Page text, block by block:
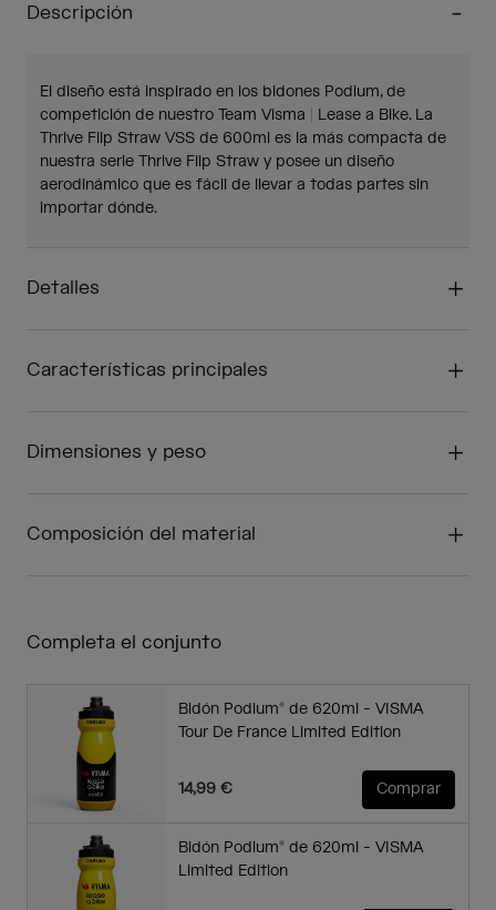
Descripción
El diseño está inspirado en los bidones Podium, de
competición de nuestro Team Visma | Lease a Bike. La
Thrive Flip Straw VSS de 600ml es la más compacta de
nuestra serie Thrive Flip Straw y posee un diseño
aerodinámico que es fácil de llevar a todas partes sin
importar dónde.
Detalles
Características principales
Dimensiones y peso
Composición del material
Completa el conjunto
Bidón Podium® de 620ml - VISMA
Tour De France Limited Edition
14,99 € Comprar
Bidón Podium® de 620ml - VISMA
Limited Edition